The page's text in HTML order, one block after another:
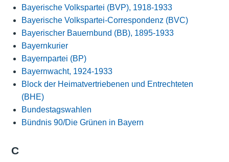
Bayerische Volkspartei (BVP), 1918-1933
Bayerische Volkspartei-Correspondenz (BVC)
Bayerischer Bauernbund (BB), 1895-1933
Bayernkurier
Bayernpartei (BP)
Bayernwacht, 1924-1933
Block der Heimatvertriebenen und Entrechteten
(BHE)
Bundestagswahlen
Bündnis 90/Die Grünen in Bayern
C